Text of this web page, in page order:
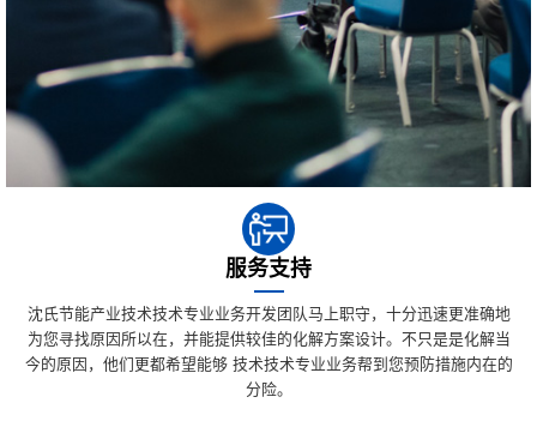
服务支持
沈氏节能产业技术技术专业业务开发团队马上职守，十分迅速更准确地
为您寻找原因所以在，并能提供较佳的化解方案设计。不只是是化解当
今的原因，他们更都希望能够 技术技术专业业务帮到您预防措施内在的
分险。